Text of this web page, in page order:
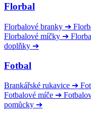
Florbal
Florbalové branky ➔
Florbalové míčky ➔
doplňky ➔
Fotbal
Brankářské rukavice ➔
Fotbalové míče ➔
pomůcky ➔